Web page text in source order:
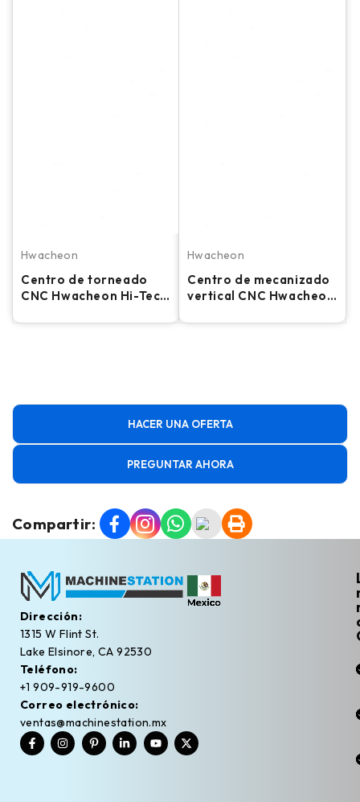
Hwacheon
Centro de torneado
CNC Hwacheon Hi-Tech
Hwacheon
Centro de mecanizado
vertical CNC Hwacheon
de 10.000 RPM
HACER UNA OFERTA
PREGUNTAR AHORA
Compartir:
Dirección:
1315 W Flint St.
Lake Elsinore, CA 92530
Teléfono:
+1 909-919-9600
Correo electrónico:
ventas@machinestation.mx